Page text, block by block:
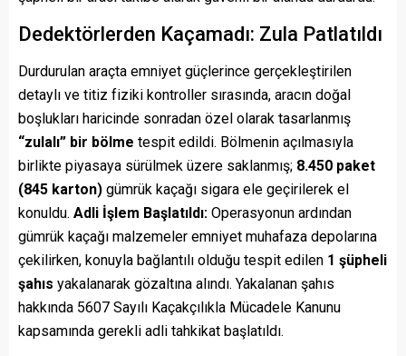
Dedektörlerden Kaçamadı: Zula Patlatıldı
Durdurulan araçta emniyet güçlerince gerçekleştirilen
detaylı ve titiz fiziki kontroller sırasında, aracın doğal
boşlukları haricinde sonradan özel olarak tasarlanmış
“zulalı” bir bölme tespit edildi. Bölmenin açılmasıyla
birlikte piyasaya sürülmek üzere saklanmış; 8.450 paket
(845 karton) gümrük kaçağı sigara ele geçirilerek el
konuldu. Adli İşlem Başlatıldı: Operasyonun ardından
gümrük kaçağı malzemeler emniyet muhafaza depolarına
çekilirken, konuyla bağlantılı olduğu tespit edilen 1 şüpheli
şahıs yakalanarak gözaltına alındı. Yakalanan şahıs
hakkında 5607 Sayılı Kaçakçılıkla Mücadele Kanunu
kapsamında gerekli adli tahkikat başlatıldı.